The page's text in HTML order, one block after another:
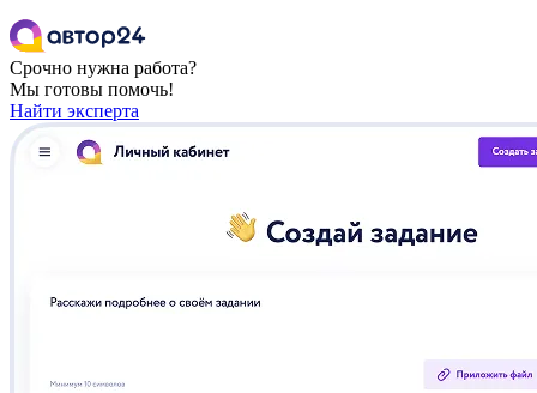
Срочно нужна работа?
Мы готовы помочь!
Найти эксперта